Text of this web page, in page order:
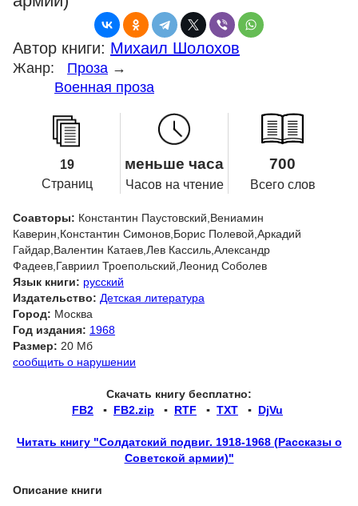
Автор книги: Михаил Шолохов
Жанр: Проза →
Военная проза
19
Страниц
меньше часа
Часов на чтение
700
Всего слов
Соавторы: Константин Паустовский,Вениамин
Каверин,Константин Симонов,Борис Полевой,Аркадий
Гайдар,Валентин Катаев,Лев Кассиль,Александр
Фадеев,Гавриил Троепольский,Леонид Соболев
Язык книги: русский
Издательство: Детская литература
Город: Москва
Год издания: 1968
Размер: 20 Мб
сообщить о нарушении
Скачать книгу бесплатно:
FB2 ▪ FB2.zip ▪ RTF ▪ TXT ▪ DjVu
Читать книгу "Солдатский подвиг. 1918-1968 (Рассказы о
Советской армии)"
Описание книги